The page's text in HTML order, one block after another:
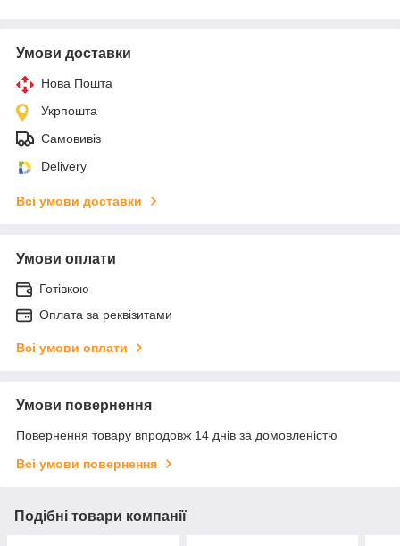
Умови доставки
Нова Пошта
Укрпошта
Самовивіз
Delivery
Всі умови доставки
Умови оплати
Готівкою
Оплата за реквізитами
Всі умови оплати
Умови повернення
Повернення товару впродовж 14 днів за домовленістю
Всі умови повернення
Подібні товари компанії